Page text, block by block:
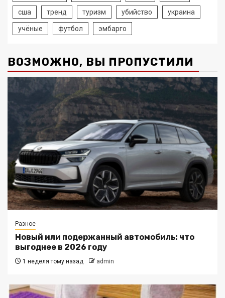
сша тренд туризм убийство украина
учёные футбол эмбарго
ВОЗМОЖНО, ВЫ ПРОПУСТИЛИ
Разное
Новый или подержанный автомобиль: что
выгоднее в 2026 году
1 неделя тому назад admin